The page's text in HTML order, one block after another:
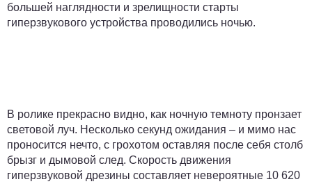
большей наглядности и зрелищности старты
гиперзвукового устройства проводились ночью.
В ролике прекрасно видно, как ночную темноту пронзает
световой луч. Несколько секунд ожидания – и мимо нас
проносится нечто, с грохотом оставляя после себя столб
брызг и дымовой след. Скорость движения
гиперзвуковой дрезины составляет невероятные 10 620